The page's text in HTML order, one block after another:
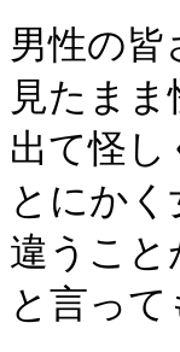
男性の
見たま
出て怪
とにか
違うこ
と言っ